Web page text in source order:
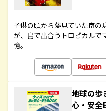
子供の頃から夢見ていた南の
が、島で出合うトロピカルで
憶。
地球の歩
心・安全